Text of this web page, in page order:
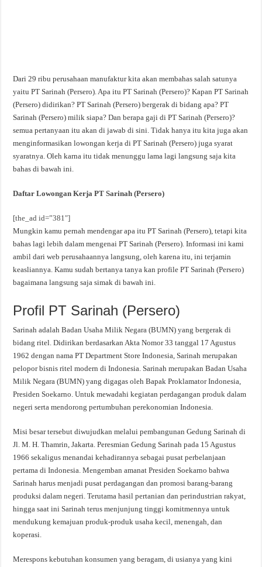
Dari 29 ribu perusahaan manufaktur kita akan membahas salah satunya
yaitu PT Sarinah (Persero). Apa itu PT Sarinah (Persero)? Kapan PT Sarinah
(Persero) didirikan? PT Sarinah (Persero) bergerak di bidang apa? PT
Sarinah (Persero) milik siapa? Dan berapa gaji di PT Sarinah (Persero)?
semua pertanyaan itu akan di jawab di sini. Tidak hanya itu kita juga akan
menginformasikan lowongan kerja di PT Sarinah (Persero) juga syarat
syaratnya. Oleh karna itu tidak menunggu lama lagi langsung saja kita
bahas di bawah ini.
Daftar Lowongan Kerja PT Sarinah (Persero)
[the_ad id=”381″]
Mungkin kamu pernah mendengar apa itu PT Sarinah (Persero), tetapi kita
bahas lagi lebih dalam mengenai PT Sarinah (Persero). Informasi ini kami
ambil dari web perusahaannya langsung, oleh karena itu, ini terjamin
keasliannya. Kamu sudah bertanya tanya kan profile PT Sarinah (Persero)
bagaimana langsung saja simak di bawah ini.
Profil PT Sarinah (Persero)
Sarinah adalah Badan Usaha Milik Negara (BUMN) yang bergerak di
bidang ritel. Didirikan berdasarkan Akta Nomor 33 tanggal 17 Agustus
1962 dengan nama PT Department Store Indonesia, Sarinah merupakan
pelopor bisnis ritel modern di Indonesia. Sarinah merupakan Badan Usaha
Milik Negara (BUMN) yang digagas oleh Bapak Proklamator Indonesia,
Presiden Soekarno. Untuk mewadahi kegiatan perdagangan produk dalam
negeri serta mendorong pertumbuhan perekonomian Indonesia.
Misi besar tersebut diwujudkan melalui pembangunan Gedung Sarinah di
Jl. M. H. Thamrin, Jakarta. Peresmian Gedung Sarinah pada 15 Agustus
1966 sekaligus menandai kehadirannya sebagai pusat perbelanjaan
pertama di Indonesia. Mengemban amanat Presiden Soekarno bahwa
Sarinah harus menjadi pusat perdagangan dan promosi barang-barang
produksi dalam negeri. Terutama hasil pertanian dan perindustrian rakyat,
hingga saat ini Sarinah terus menjunjung tinggi komitmennya untuk
mendukung kemajuan produk-produk usaha kecil, menengah, dan
koperasi.
Merespons kebutuhan konsumen yang beragam, di usianya yang kini